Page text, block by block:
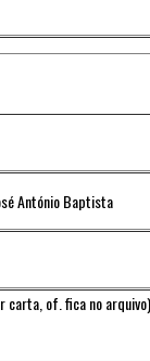
António Baptista
carta, of. fica no arquivo)